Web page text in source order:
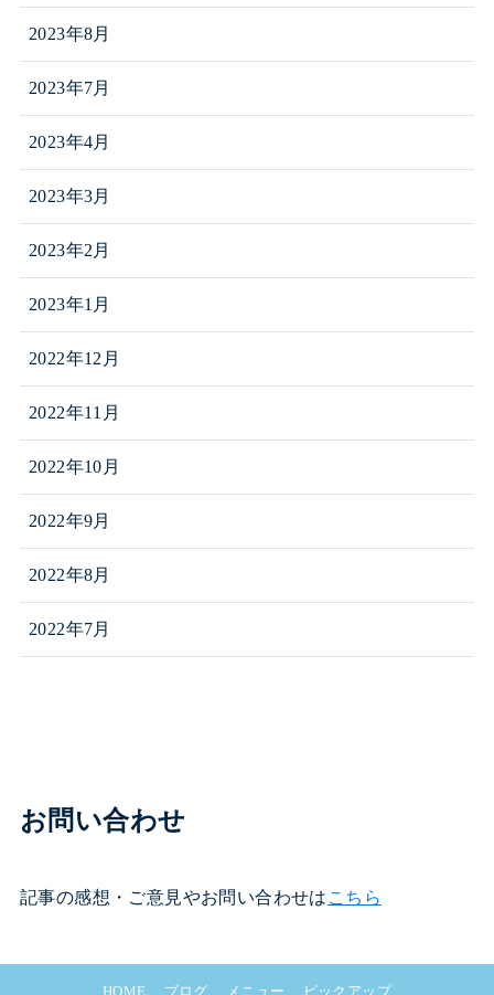
2023年8月
2023年7月
2023年4月
2023年3月
2023年2月
2023年1月
2022年12月
2022年11月
2022年10月
2022年9月
2022年8月
2022年7月
お問い合わせ
記事の感想・ご意見やお問い合わせは こちら
HOME ブログ メニュー ピックアップ